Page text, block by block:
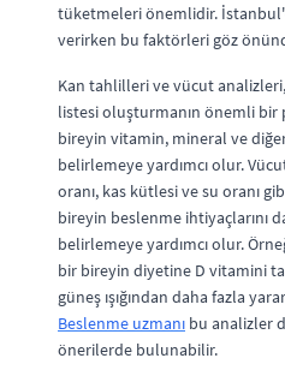
tüketmeleri önemlidir.
verirken bu faktörleri göz
Kan tahlilleri ve vücut
listesi oluşturmanın önemli bir
bireyin vitamin, mineral ve
belirlemeye yardımcı olur.
oranı, kas kütlesi ve su oranı
bireyin beslenme ihtiyaçlarını
belirlemeye yardımcı olur.
bir bireyin diyetine D vitamini
güneş ışığından daha fazla
Beslenme uzmanı bu analizler
önerilerde bulunabilir.